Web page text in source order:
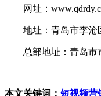
网址：
地址：青岛市李沧区
总部地址：青岛市
本文关键词： 短视频营